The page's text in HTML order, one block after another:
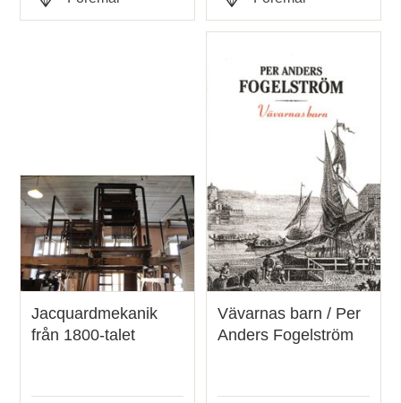
Typ Typ
Jacquardmekanik
från 1800-talet
Vävarnas barn / Per
Anders Fogelström